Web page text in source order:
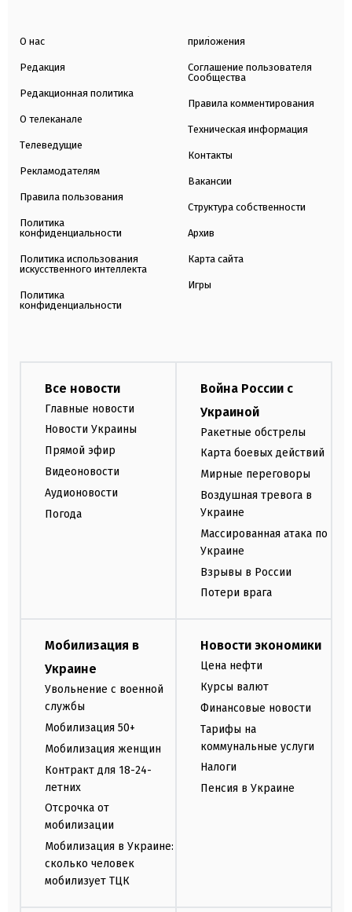
О нас
Редакция
Редакционная политика
О телеканале
Телеведущие
Рекламодателям
Правила пользования
Политика
конфиденциальности
Политика использования
искусственного интеллекта
Политика
конфиденциальности
приложения
Соглашение пользователя
Сообщества
Правила комментирования
Техническая информация
Контакты
Вакансии
Структура собственности
Архив
Карта сайта
Игры
Все новости
Главные новости
Новости Украины
Прямой эфир
Видеоновости
Аудионовости
Погода
Война России с
Украиной
Ракетные обстрелы
Карта боевых действий
Мирные переговоры
Воздушная тревога в
Украине
Массированная атака по
Украине
Взрывы в России
Потери врага
Мобилизация в
Украине
Увольнение с военной
службы
Мобилизация 50+
Мобилизация женщин
Контракт для 18-24-
летних
Отсрочка от
мобилизации
Мобилизация в Украине:
сколько человек
мобилизует ТЦК
Новости экономики
Цена нефти
Курсы валют
Финансовые новости
Тарифы на
коммунальные услуги
Налоги
Пенсия в Украине